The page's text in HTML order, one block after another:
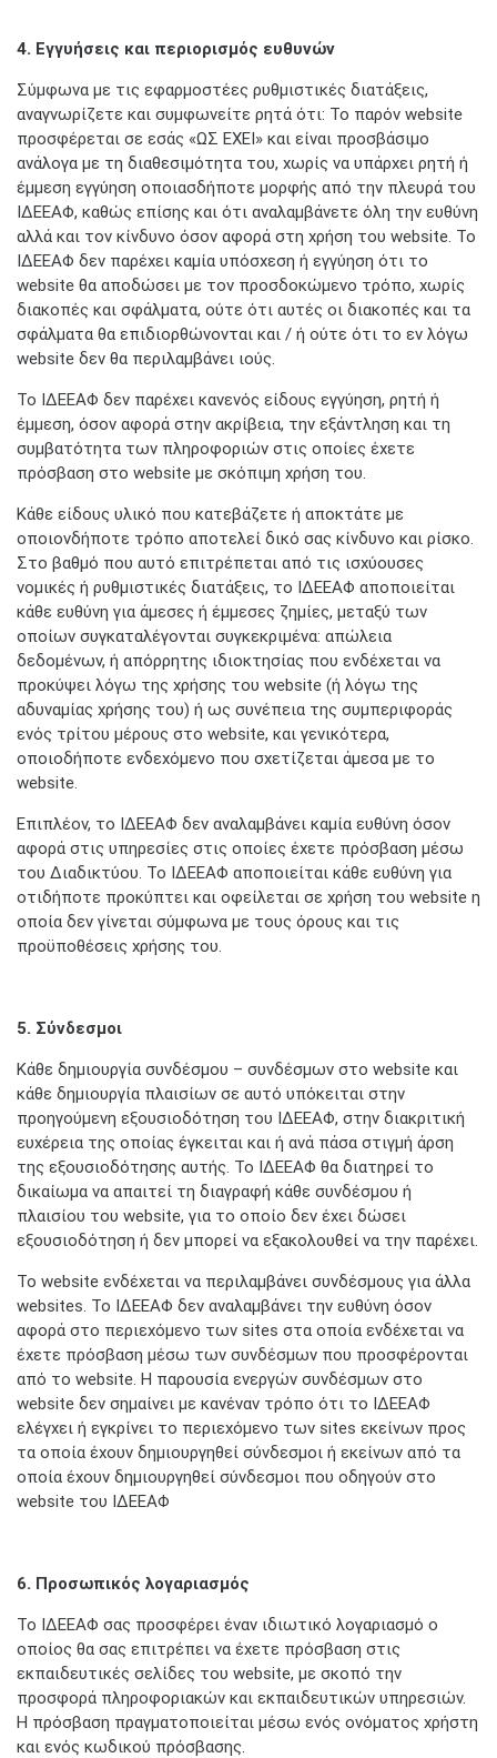
4. Εγγυήσεις και περιορισμός ευθυνών
Σύμφωνα με τις εφαρμοστέες ρυθμιστικές διατάξεις,
αναγνωρίζετε και συμφωνείτε ρητά ότι: Το παρόν website
προσφέρεται σε εσάς «ΩΣ ΕΧΕΙ» και είναι προσβάσιμο
ανάλογα με τη διαθεσιμότητα του, χωρίς να υπάρχει ρητή ή
έμμεση εγγύηση οποιασδήποτε μορφής από την πλευρά τoυ
ΙΔΕΕΑΦ, καθώς επίσης και ότι αναλαμβάνετε όλη την ευθύνη
αλλά και τον κίνδυνο όσον αφορά στη χρήση του website. To
ΙΔΕΕΑΦ δεν παρέχει καμία υπόσχεση ή εγγύηση ότι το
website θα αποδώσει με τον προσδοκώμενο τρόπο, χωρίς
διακοπές και σφάλματα, ούτε ότι αυτές οι διακοπές και τα
σφάλματα θα επιδιορθώνονται και / ή ούτε ότι το εν λόγω
website δεν θα περιλαμβάνει ιούς.
Το ΙΔΕΕΑΦ δεν παρέχει κανενός είδους εγγύηση, ρητή ή
έμμεση, όσον αφορά στην ακρίβεια, την εξάντληση και τη
συμβατότητα των πληροφοριών στις οποίες έχετε
πρόσβαση στο website με σκόπιμη χρήση του.
Κάθε είδους υλικό που κατεβάζετε ή αποκτάτε με
οποιονδήποτε τρόπο αποτελεί δικό σας κίνδυνο και ρίσκο.
Στο βαθμό που αυτό επιτρέπεται από τις ισχύουσες
νομικές ή ρυθμιστικές διατάξεις, το ΙΔΕΕΑΦ αποποιείται
κάθε ευθύνη για άμεσες ή έμμεσες ζημίες, μεταξύ των
οποίων συγκαταλέγονται συγκεκριμένα: απώλεια
δεδομένων, ή απόρρητης ιδιοκτησίας που ενδέχεται να
προκύψει λόγω της χρήσης του website (ή λόγω της
αδυναμίας χρήσης του) ή ως συνέπεια της συμπεριφοράς
ενός τρίτου μέρους στο website, και γενικότερα,
οποιοδήποτε ενδεχόμενο που σχετίζεται άμεσα με το
website.
Επιπλέον, το ΙΔΕΕΑΦ δεν αναλαμβάνει καμία ευθύνη όσον
αφορά στις υπηρεσίες στις οποίες έχετε πρόσβαση μέσω
του Διαδικτύου. Το ΙΔΕΕΑΦ αποποιείται κάθε ευθύνη για
οτιδήποτε προκύπτει και οφείλεται σε χρήση του website η
οποία δεν γίνεται σύμφωνα με τους όρους και τις
προϋποθέσεις χρήσης του.
5. Σύνδεσμοι
Κάθε δημιουργία συνδέσμου – συνδέσμων στο website και
κάθε δημιουργία πλαισίων σε αυτό υπόκειται στην
προηγούμενη εξουσιοδότηση του ΙΔΕΕΑΦ, στην διακριτική
ευχέρεια της οποίας έγκειται και ή ανά πάσα στιγμή άρση
της εξουσιοδότησης αυτής. Το ΙΔΕΕΑΦ θα διατηρεί το
δικαίωμα να απαιτεί τη διαγραφή κάθε συνδέσμου ή
πλαισίου του website, για το οποίο δεν έχει δώσει
εξουσιοδότηση ή δεν μπορεί να εξακολουθεί να την παρέχει.
Το website ενδέχεται να περιλαμβάνει συνδέσμους για άλλα
websites. Το ΙΔΕΕΑΦ δεν αναλαμβάνει την ευθύνη όσον
αφορά στο περιεχόμενο των sites στα οποία ενδέχεται να
έχετε πρόσβαση μέσω των συνδέσμων που προσφέρονται
από το website. Η παρουσία ενεργών συνδέσμων στο
website δεν σημαίνει με κανέναν τρόπο ότι το ΙΔΕΕΑΦ
ελέγχει ή εγκρίνει το περιεχόμενο των sites εκείνων προς
τα οποία έχουν δημιουργηθεί σύνδεσμοι ή εκείνων από τα
οποία έχουν δημιουργηθεί σύνδεσμοι που οδηγούν στο
website τoυ ΙΔΕΕΑΦ
6. Προσωπικός λογαριασμός
Το ΙΔΕΕΑΦ σας προσφέρει έναν ιδιωτικό λογαριασμό ο
οποίος θα σας επιτρέπει να έχετε πρόσβαση στις
εκπαιδευτικές σελίδες του website, με σκοπό την
προσφορά πληροφοριακών και εκπαιδευτικών υπηρεσιών.
Η πρόσβαση πραγματοποιείται μέσω ενός ονόματος χρήστη
και ενός κωδικού πρόσβασης.